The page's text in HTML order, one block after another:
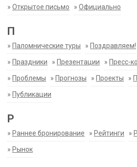
» Открытое письмо » Официально
П
» Паломнические туры » Поздравляем!
» Праздники » Презентации » Пресс-
» Проблемы » Прогнозы » Проекты »
» Публикации
Р
» Раннее бронирование » Рейтинги »
» Рынок